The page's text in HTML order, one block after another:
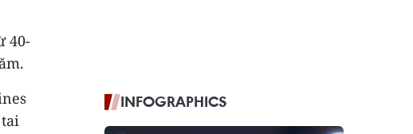
40-
INFOGRAPHICS